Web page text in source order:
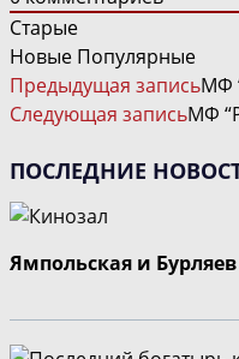
Старые
Новые Популярные
ЧИТАТЬ
ДАЛЕЕ
СТАТЬИ
Предыдущая записьМФ
Следующая записьМФ
ПОСЛЕДНИЕ
Ямпольская и